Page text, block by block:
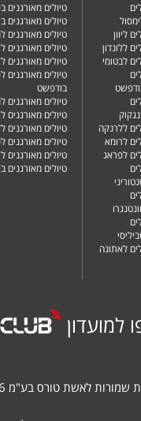
ליוון
ללונדון
לבטומי
ללרנקה
לרומא
לפראג
לאתונה
טיולים מאורגנים
טיולים מאורגנים
טיולים
טיולים מאורגנים
טיולים מאורגנים
טיולים מאורגנים
בודפשט
טיולים מאורגנים
טיולים מאורגנים
טיולים מאורגנים
טיולים מאורגנים
טיולים מאורגנים
טיולים
למועדון
שמורות לאשת טורס בע"מ 1987-2026